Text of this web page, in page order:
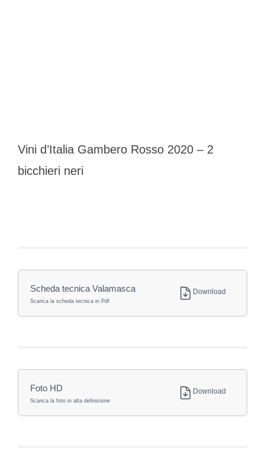
Vini d’Italia Gambero Rosso 2020 – 2
bicchieri neri
Scheda tecnica Valamasca
Scarica la scheda tecnica in Pdf
Download
Foto HD
Scarica la foto in alta definizione
Download